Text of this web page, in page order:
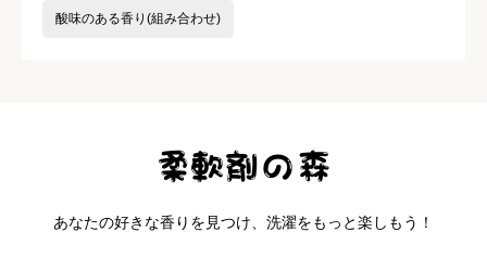
酸味のある香り(組み合わせ)
あなたの好きな香りを見つけ、洗濯をもっと楽しもう！